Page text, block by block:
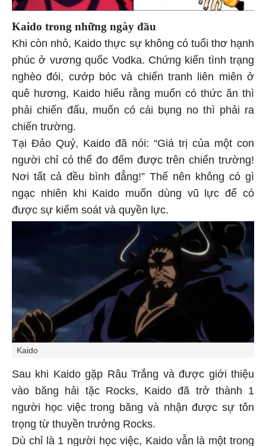
Kaido trong những ngày đầu
Khi còn nhỏ, Kaido thực sự không có tuổi thơ hạnh
phúc ở vương quốc Vodka. Chứng kiến tình trạng
nghèo đói, cướp bóc và chiến tranh liên miên ở
quê hương, Kaido hiểu rằng muốn có thức ăn thì
phải chiến đấu, muốn có cái bụng no thì phải ra
chiến trường.
Tại Đảo Quỷ, Kaido đã nói: “Giá trị của một con
người chỉ có thể đo đếm được trên chiến trường!
Nơi tất cả đều bình đẳng!” Thế nên không có gì
ngạc nhiên khi Kaido muốn dùng vũ lực để có
được sự kiểm soát và quyền lực.
Kaido
Sau khi Kaido gặp Râu Trắng và được giới thiệu
vào băng hải tặc Rocks, Kaido đã trở thành 1
người học việc trong băng và nhận được sự tôn
trọng từ thuyền trưởng Rocks.
Dù chỉ là 1 người học việc, Kaido vẫn là một trong